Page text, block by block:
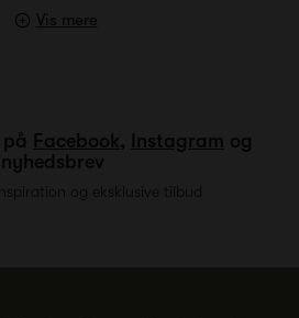
Vis mere
på Facebook, Instagram og
nyhedsbrev
og eksklusive tilbud